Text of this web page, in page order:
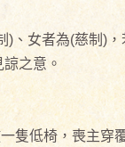
、女者為(慈制)
之意。
隻低椅，喪主